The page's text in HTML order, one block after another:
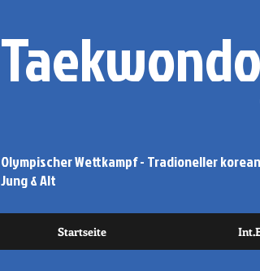
Olympischer Wettkampf - Tradioneller
Jung & Alt
Startseite